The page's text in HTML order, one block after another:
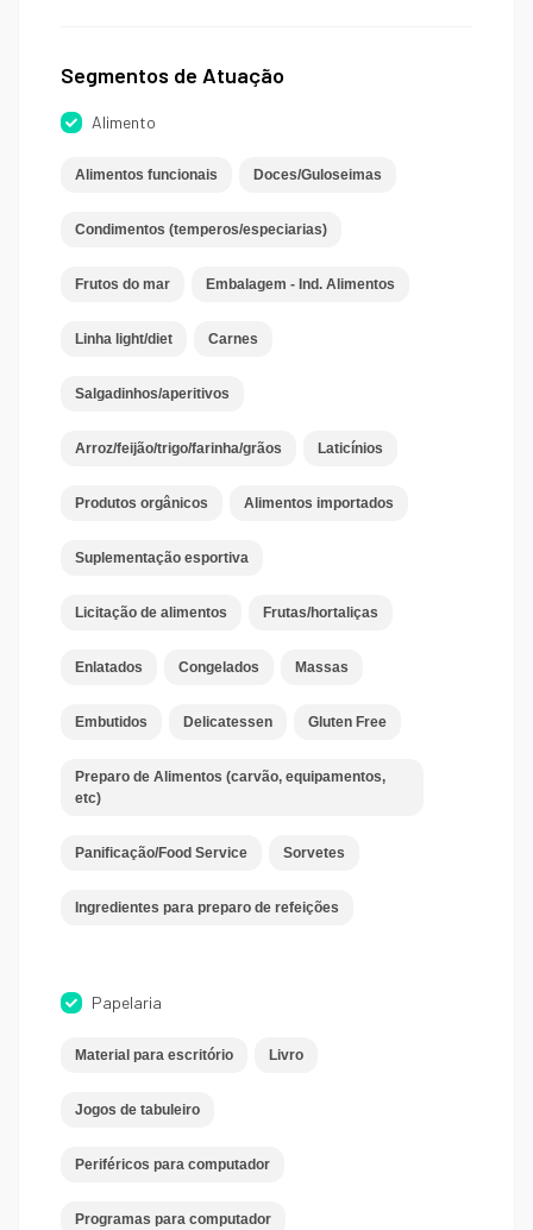
Segmentos de Atuação
Alimento
Alimentos funcionais Doces/Guloseimas
Condimentos (temperos/especiarias)
Frutos do mar Embalagem - Ind. Alimentos
Linha light/diet Carnes
Salgadinhos/aperitivos
Arroz/feijão/trigo/farinha/grãos Laticínios
Produtos orgânicos Alimentos importados
Suplementação esportiva
Licitação de alimentos Frutas/hortaliças
Enlatados Congelados Massas
Embutidos Delicatessen Gluten Free
Preparo de Alimentos (carvão, equipamentos,
etc)
Panificação/Food Service Sorvetes
Ingredientes para preparo de refeições
Papelaria
Material para escritório Livro
Jogos de tabuleiro
Periféricos para computador
Programas para computador